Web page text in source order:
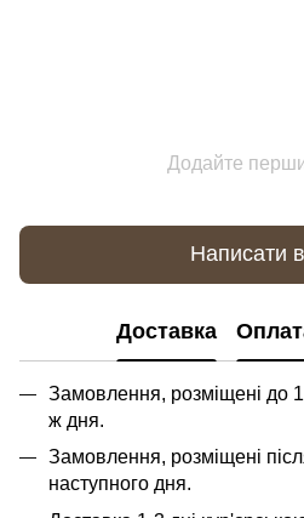
Додайте
Написати
Доставка
Замовлення, розміщені до
ж дня.
Замовлення, розміщені
наступного дня.